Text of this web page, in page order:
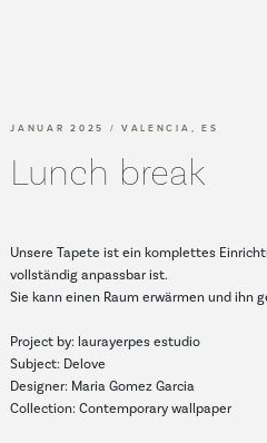
JANUAR 2025 / VALENCIA, ES
Lunch break
Unsere Tapete ist ein komplettes
vollständig anpassbar ist.
Sie kann einen Raum erwärmen und ihn
Project by: laurayerpes estudio
Subject: Delove
Designer: Maria Gomez Garcia
Collection: Contemporary wallpaper